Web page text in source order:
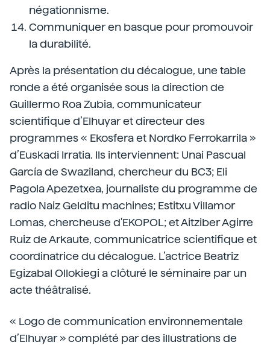
négationnisme.
Communiquer en basque pour promouvoir
la durabilité.
Après la présentation du décalogue, une table
ronde a été organisée sous la direction de
Guillermo Roa Zubia, communicateur
scientifique d’Elhuyar et directeur des
programmes « Ekosfera et Nordko Ferrokarrila »
d’Euskadi Irratia. Ils interviennent: Unai Pascual
García de Swaziland, chercheur du BC3; Eli
Pagola Apezetxea, journaliste du programme de
radio Naiz Gelditu machines; Estitxu Villamor
Lomas, chercheuse d'EKOPOL; et Aitziber Agirre
Ruiz de Arkaute, communicatrice scientifique et
coordinatrice du décalogue. L’actrice Beatriz
Egizabal Ollokiegi a clôturé le séminaire par un
acte théâtralisé.
« Logo de communication environnementale
d’Elhuyar » complété par des illustrations de